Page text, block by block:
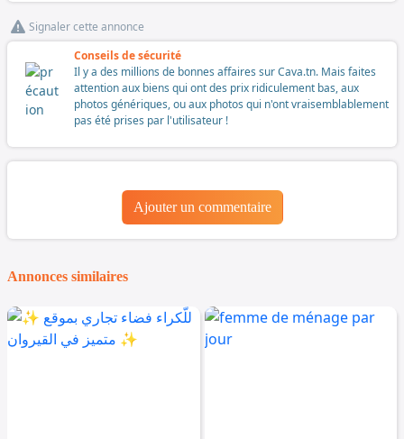
Signaler cette annonce
Conseils de sécurité
Il y a des millions de bonnes affaires sur Cava.tn. Mais faites
attention aux biens qui ont des prix ridiculement bas, aux
photos génériques, ou aux photos qui n'ont vraisemblablement
pas été prises par l'utilisateur !
Ajouter un commentaire
Annonces similaires